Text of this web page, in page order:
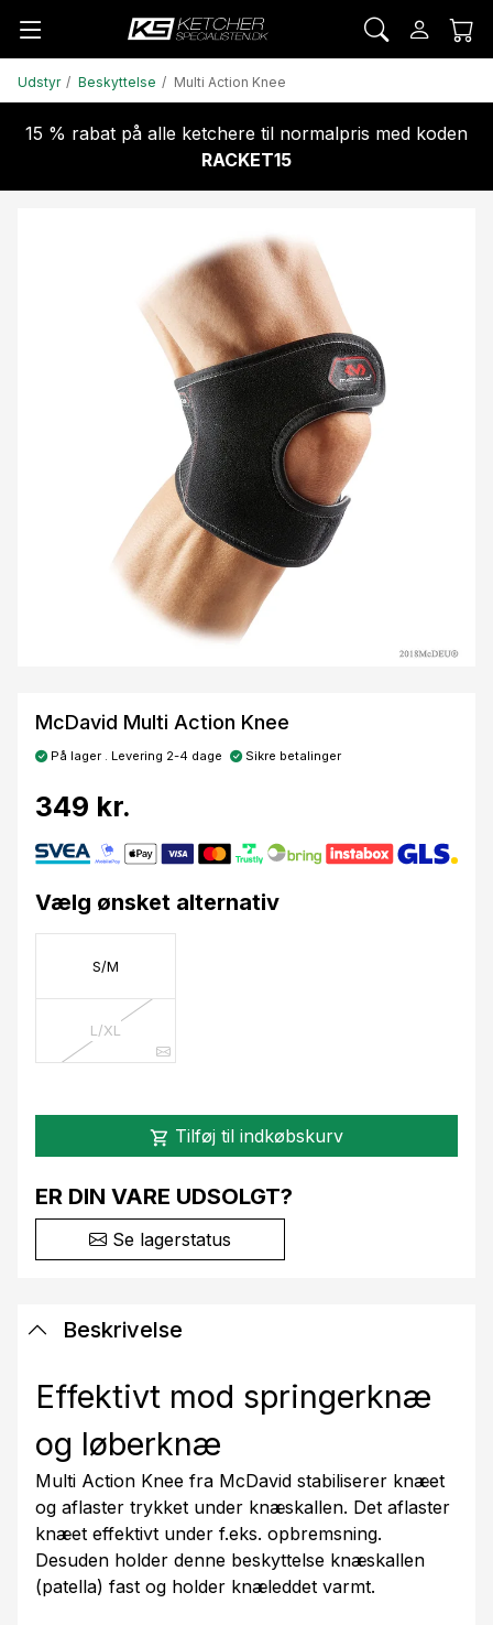
Udstyr Beskyttelse Multi Action Knee
15 % rabat på alle ketchere til normalpris med koden
RACKET15
McDavid Multi Action Knee
På lager . Levering 2-4 dage Sikre betalinger
349 kr.
Vælg ønsket alternativ
S/M
L/XL
shopping_cart Tilføj til indkøbskurv
ER DIN VARE UDSOLGT?
Se lagerstatus
Beskrivelse
Effektivt mod springerknæ
og løberknæ
Multi Action Knee fra McDavid stabiliserer knæet
og aflaster trykket under knæskallen. Det aflaster
knæet effektivt under f.eks. opbremsning.
Desuden holder denne beskyttelse knæskallen
(patella) fast og holder knæleddet varmt.